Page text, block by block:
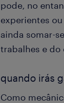
pode, no
experientes
ainda somar-
trabalhes e
quando irás
Como